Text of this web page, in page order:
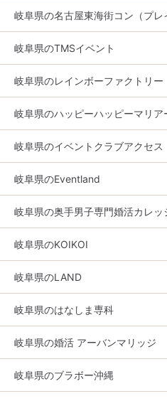
岐阜県の名古屋東海街コン（プレ
岐阜県のTMSイベント
岐阜県のレインボーファクトリー
岐阜県のハッピーハッピーマリア
岐阜県のイベントクラブアクセス
岐阜県のEventland
岐阜県の奥手男子専門婚活カレッ
岐阜県のKOIKOI
岐阜県のLAND
岐阜県のはなしま専科
岐阜県の婚活 アーバンマリッジ
岐阜県のブラボー沖縄